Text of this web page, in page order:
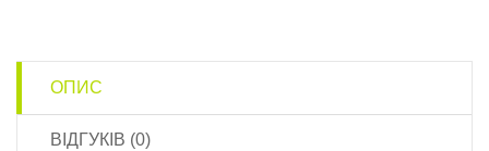
ОПИС
ВІДГУКІВ (0)